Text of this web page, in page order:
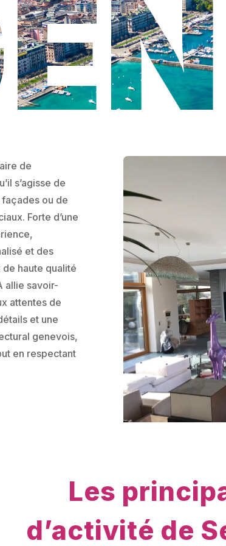
de
s’agisse de
ou de
Forte d’une
et des
haute qualité
allie savoir-
attentes de
et une
genevois,
en respectant
Les
d’activité de